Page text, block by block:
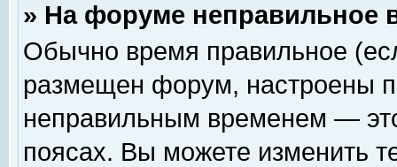
» На форуме неправильное
Обычно время правильное
размещен форум, настроены
неправильным временем —
поясах. Вы можете изменить